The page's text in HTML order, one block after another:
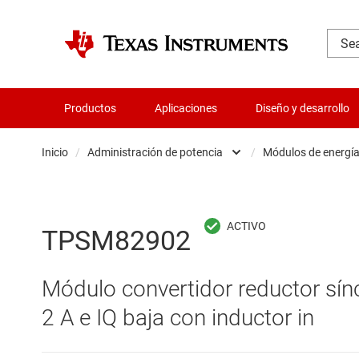
Productos Aplicaciones Diseño y desarrollo
Inicio / Administración de potencia
Aislamiento
Audio, háptica y piezoeléctrica
Circuitos integrados de gestión de
/ Módulos de
TPSM82902
Módulo convertidor reductor
2 A e IQ baja con inductor in